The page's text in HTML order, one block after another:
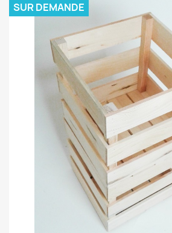
SUR DEMANDE